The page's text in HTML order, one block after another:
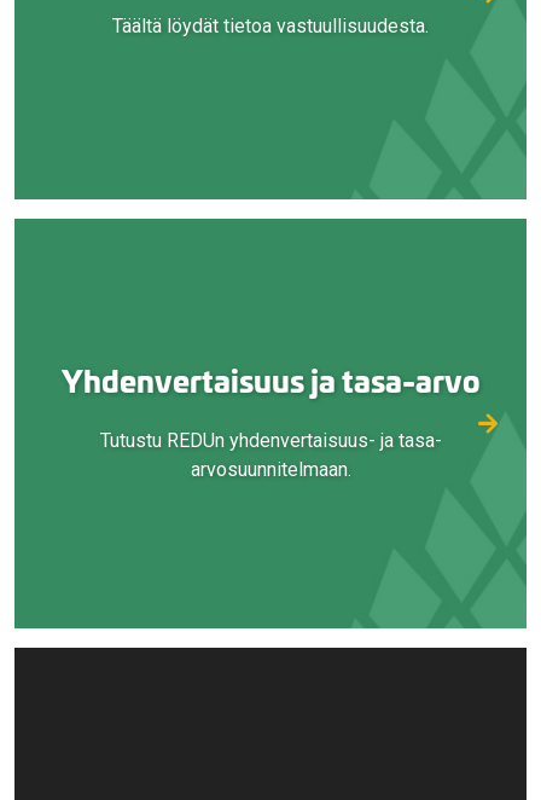
Täältä löydät tietoa vastuullisuudesta.
Yhdenvertaisuus ja tasa-arvo
Tutustu REDUn yhdenvertaisuus- ja tasa-
arvosuunnitelmaan.